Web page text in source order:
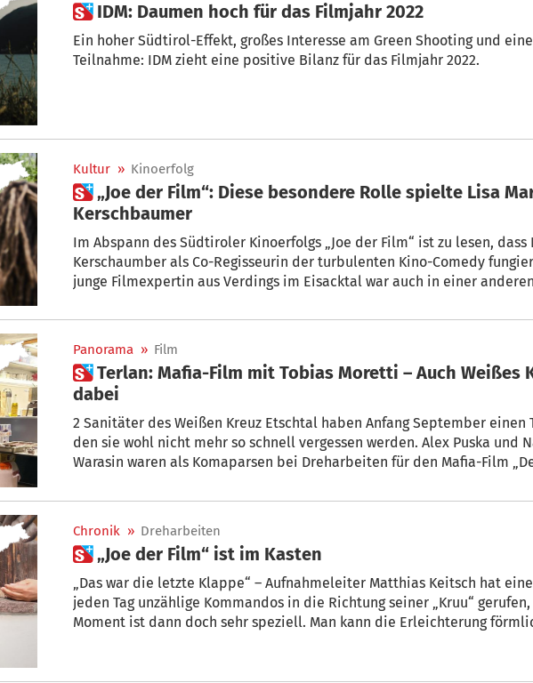
 IDM: Daumen hoch für das Filmjahr 2022
Ein hoher Südtirol-Effekt, großes Interesse am Green Shooting und
Teilnahme: IDM zieht eine positive Bilanz für das Filmjahr 2022.
Kultur » Kinoerfolg
 „Joe der Film“: Diese besondere Rolle spielte Lisa Maria
Kerschbaumer
Im Abspann des Südtiroler Kinoerfolgs „Joe der Film“ ist zu lesen, dass
Kerschaumber als Co-Regisseurin der turbulenten Kino-Comedy
junge Filmexpertin aus Verdings im Eisacktal war auch in einer
Panorama » Film
 Terlan: Mafia-Film mit Tobias Moretti – Auch Weißes Kreuz
dabei
2 Sanitäter des Weißen Kreuz Etschtal haben Anfang September einen
den sie wohl nicht mehr so schnell vergessen werden. Alex Puska und
Warasin waren als Komaparsen bei Dreharbeiten für den Mafia-Film
genauem Hinschauen sehen kann, war es eine absolut positive
Alex Puska gegenüber STOL.
Chronik » Dreharbeiten
 „Joe der Film“ ist im Kasten
„Das war die letzte Klappe“ – Aufnahmeleiter Matthias Keitsch hat
jeden Tag unzählige Kommandos in die Richtung seiner „Kruu“
Moment ist dann doch sehr speziell. Man kann die Erleichterung